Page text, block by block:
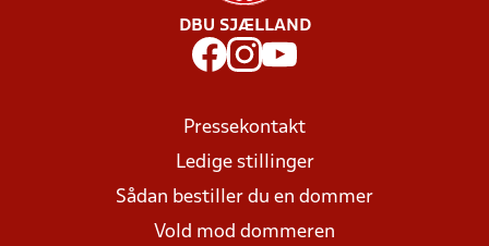
DBU SJÆLLAND
Pressekontakt
Ledige stillinger
Sådan bestiller du en dommer
Vold mod dommeren